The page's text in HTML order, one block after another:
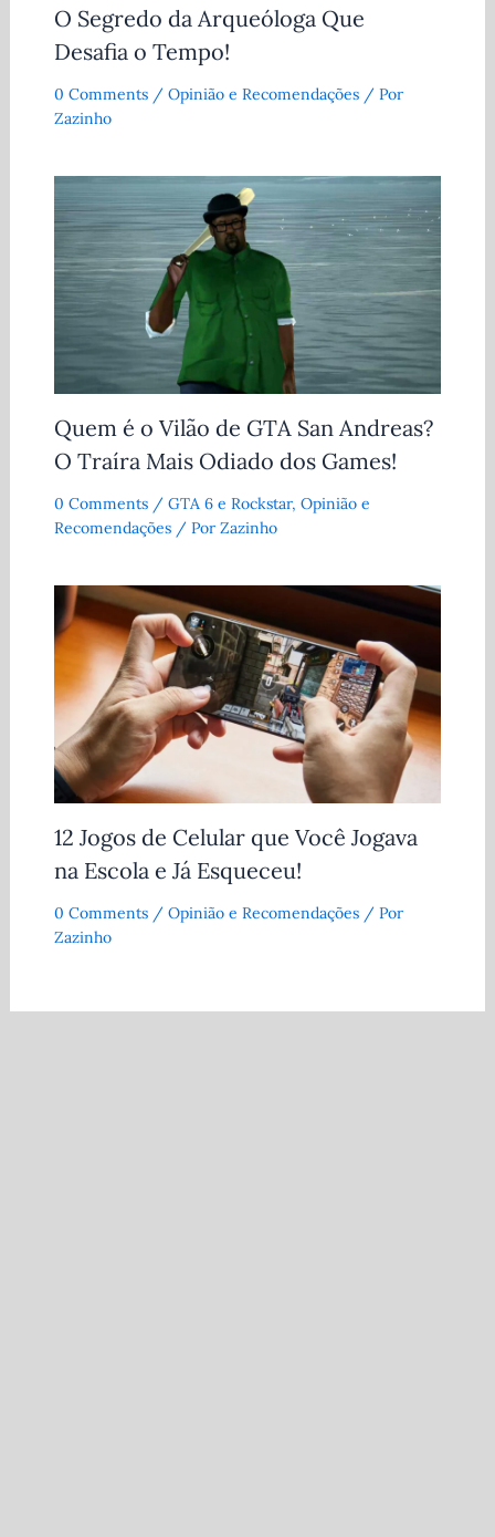
O Segredo da Arqueóloga Que
Desafia o Tempo!
0 Comments / Opinião e Recomendações/ Por
Zazinho
Quem é o Vilão de GTA San Andreas?
O Traíra Mais Odiado dos Games!
0 Comments / GTA 6 e Rockstar, Opinião e
Recomendações/ Por Zazinho
12 Jogos de Celular que Você Jogava
na Escola e Já Esqueceu!
0 Comments / Opinião e Recomendações/ Por
Zazinho